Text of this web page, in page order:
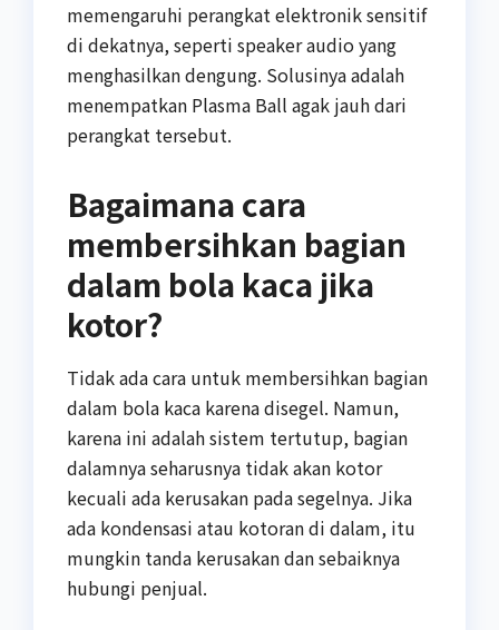
memengaruhi perangkat elektronik sensitif
di dekatnya, seperti speaker audio yang
menghasilkan dengung. Solusinya adalah
menempatkan Plasma Ball agak jauh dari
perangkat tersebut.
Bagaimana cara
membersihkan bagian
dalam bola kaca jika
kotor?
Tidak ada cara untuk membersihkan bagian
dalam bola kaca karena disegel. Namun,
karena ini adalah sistem tertutup, bagian
dalamnya seharusnya tidak akan kotor
kecuali ada kerusakan pada segelnya. Jika
ada kondensasi atau kotoran di dalam, itu
mungkin tanda kerusakan dan sebaiknya
hubungi penjual.